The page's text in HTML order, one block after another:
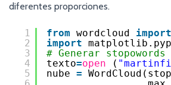
diferentes proporciones.
1
2
3
4
5
from wordcloud import
import
# Generar stopowords
texto=open (
nube =